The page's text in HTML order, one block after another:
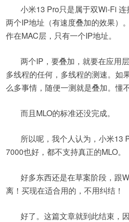
小米13 Pro只是属于双Wi-Fi
两个IP地址（有速度叠加的效果）
作在MAC层，只有一个IP地址。
两个IP，要叠加，就要在应用
多线程的任何，多线程的测速。如
么多事情，随便一测就是叠加。懂
而且MLO的标准还没完成。
所以呢，我个人认为，小米13
7000也好，都不支持真正的MLO。
好多东西还是在草案阶段，跟
离！买现在适合用的，不用纠结！
好了。这篇文章就到此结束，